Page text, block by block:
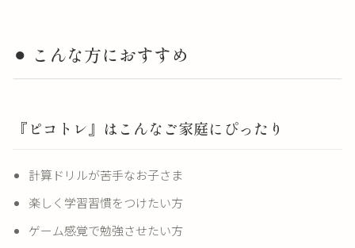
⚫︎ こんな方におすすめ
『ピコトレ』はこんなご家庭にぴったり
計算ドリルが苦手なお子さま
楽しく学習習慣をつけたい方
ゲーム感覚で勉強させたい方